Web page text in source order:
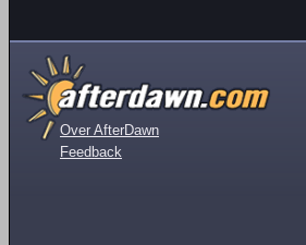
Over AfterDawn
Feedback